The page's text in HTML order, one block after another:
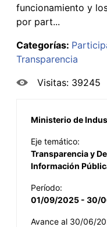
funcionamiento y
por part...
Categorías:
Transparencia
Visitas: 39245
Ministerio de
Eje temático:
Transparencia y
Información
Período:
01/09/2025 - 30/
Avance al 30/06/